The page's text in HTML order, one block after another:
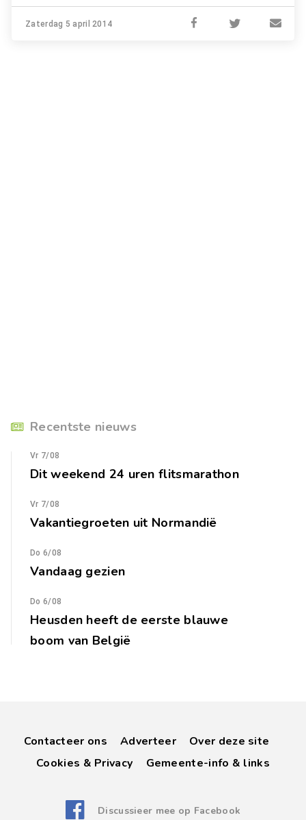
Zaterdag 5 april 2014
Recentste nieuws
Vr 7/08
Dit weekend 24 uren flitsmarathon
Vr 7/08
Vakantiegroeten uit Normandië
Do 6/08
Vandaag gezien
Do 6/08
Heusden heeft de eerste blauwe
boom van België
Contacteer ons Adverteer
Over deze site
Cookies & Privacy
Gemeente-info & links
Discussieer mee op Facebook